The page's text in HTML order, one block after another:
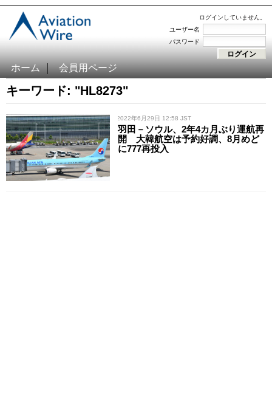
ログインしていません。
ユーザー名
パスワード
ホーム 会員用ページ
キーワード: "HL8273"
/ 2022年6月29日 12:58 JST
羽田－ソウル、2年4カ月ぶり運航再
開 大韓航空は予約好調、8月めど
に777再投入